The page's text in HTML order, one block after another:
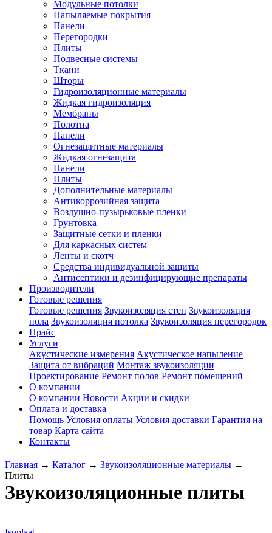
Модульные потолки
Напыляемые покрытия
Панели
Перегородки
Плиты
Подвесные системы
Ткани
Шторы
Гидроизоляционные материалы
Жидкая гидроизоляция
Мембраны
Полотна
Панели
Огнезащитные материалы
Жидкая огнезащита
Панели
Плиты
Дополнительные материалы
Антикоррозийная защита
Воздушно-пузырьковые пленки
Грунтовка
Защитные сетки и пленки
Для каркасных систем
Ленты и скотч
Средства индивидуальной защиты
Антисептики и дезинфицирующие препараты
Производители
Готовые решения
Готовые решения Звукоизоляция стен Звукоизоляция
пола Звукоизоляция потолка Звукоизоляция перегородок
Прайс
Услуги
Акустические измерения Акустическое напыление
Защита от вибраций Монтаж звукоизоляции
Проектирование Ремонт полов Ремонт помещений
О компании
О компании Новости Акции и скидки
Оплата и доставка
Помощь Условия оплаты Условия доставки Гарантия на
товар Карта сайта
Контакты
Главная → Каталог → Звукоизоляционные материалы →
Плиты
Звукоизоляционные плиты